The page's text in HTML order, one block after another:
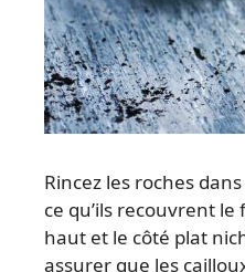
Rincez les roches
ce qu’ils recouvrent
haut et le côté plat
assurer que les